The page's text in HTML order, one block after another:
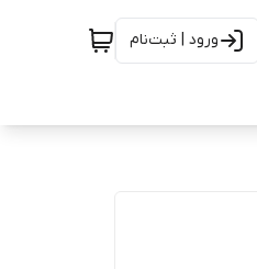
ورود | ثبت‌نام